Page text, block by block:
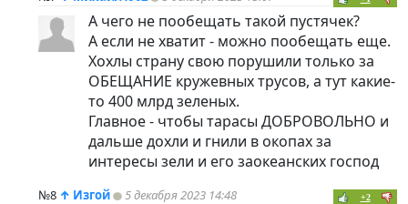
А чего не пообещать такой пустячек?
А если не хватит - можно пообещать еще.
Хохлы страну свою порушили только за
ОБЕЩАНИЕ кружевных трусов, а тут какие-
то 400 млрд зеленых.
Главное - чтобы тарасы ДОБРОВОЛЬНО и
дальше дохли и гнили в окопах за
интересы зели и его заокеанских господ
№8 ↑ Изгой 5 декабря 2023 14:48 +2